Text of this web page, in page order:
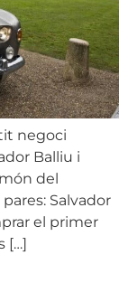
negoci
Balliu i
del
Salvador
el primer
[…]